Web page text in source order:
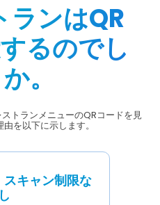
ランはQR
るのでし
。
トランメニューのQRコードを見
を以下に示します。
キャン制限な
し